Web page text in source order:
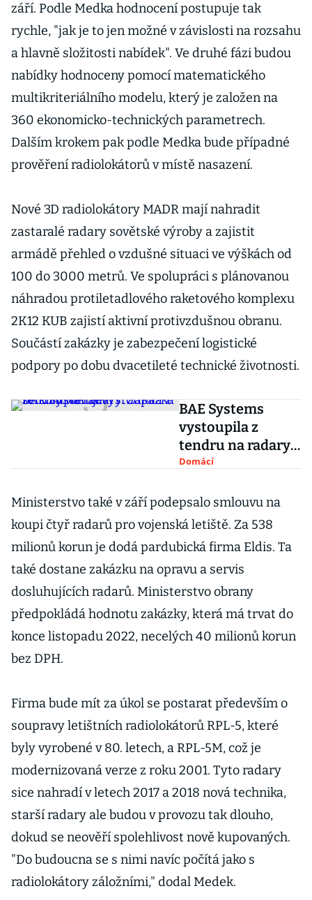
září. Podle Medka hodnocení postupuje tak
rychle, "jak je to jen možné v závislosti na rozsahu
a hlavně složitosti nabídek". Ve druhé fázi budou
nabídky hodnoceny pomocí matematického
multikriteriálního modelu, který je založen na
360 ekonomicko-technických parametrech.
Dalším krokem pak podle Medka bude případné
prověření radiolokátorů v místě nasazení.
Nové 3D radiolokátory MADR mají nahradit
zastaralé radary sovětské výroby a zajistit
armádě přehled o vzdušné situaci ve výškách od
100 do 3000 metrů. Ve spolupráci s plánovanou
náhradou protiletadlového raketového komplexu
2K12 KUB zajistí aktivní protivzdušnou obranu.
Součástí zakázky je zabezpečení logistické
podpory po dobu dvacetileté technické životnosti.
BAE Systems
vystoupila z
tendru na radary.
Zakázka se
Domácí
Ministerstvo také v září podepsalo smlouvu na
koupi čtyř radarů pro vojenská letiště. Za 538
milionů korun je dodá pardubická firma Eldis. Ta
také dostane zakázku na opravu a servis
dosluhujících radarů. Ministerstvo obrany
předpokládá hodnotu zakázky, která má trvat do
konce listopadu 2022, necelých 40 milionů korun
bez DPH.
Firma bude mít za úkol se postarat především o
soupravy letištních radiolokátorů RPL-5, které
byly vyrobené v 80. letech, a RPL-5M, což je
modernizovaná verze z roku 2001. Tyto radary
sice nahradí v letech 2017 a 2018 nová technika,
starší radary ale budou v provozu tak dlouho,
dokud se neověří spolehlivost nově kupovaných.
"Do budoucna se s nimi navíc počítá jako s
radiolokátory záložními," dodal Medek.